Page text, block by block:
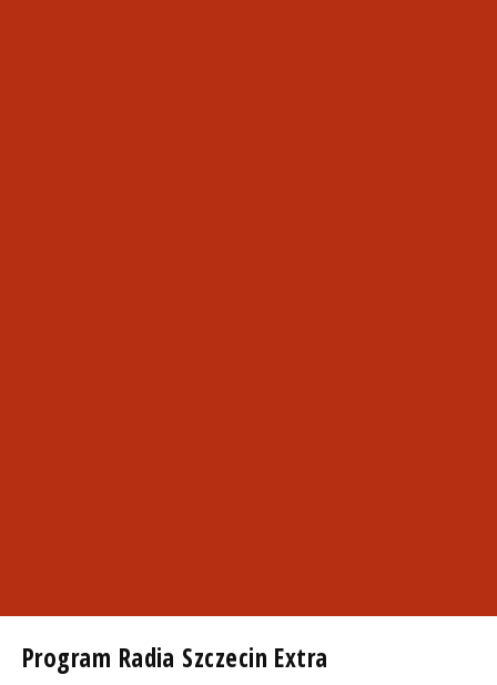
Program Radia Szczecin Extra